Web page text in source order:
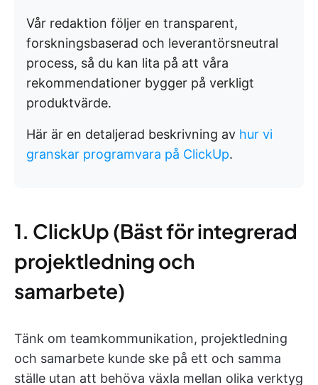
Vår redaktion följer en transparent,
forskningsbaserad och leverantörsneutral
process, så du kan lita på att våra
rekommendationer bygger på verkligt
produktvärde.
Här är en detaljerad beskrivning av hur vi
granskar programvara på ClickUp.
1. ClickUp (Bäst för integrerad
projektledning och
samarbete)
Tänk om teamkommunikation, projektledning
och samarbete kunde ske på ett och samma
ställe utan att behöva växla mellan olika verktyg